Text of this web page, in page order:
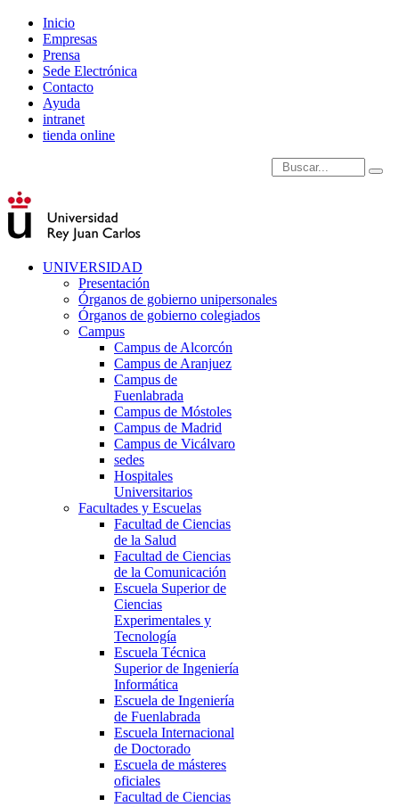
Inicio
Empresas
Prensa
Sede Electrónica
Contacto
Ayuda
intranet
tienda online
Introduce términos de
UNIVERSIDAD
Presentación
Órganos de gobierno unipersonales
Órganos de gobierno colegiados
Campus
Campus de Alcorcón
Campus de Aranjuez
Campus de
Fuenlabrada
Campus de Móstoles
Campus de Madrid
Campus de Vicálvaro
sedes
Hospitales
Universitarios
Facultades y Escuelas
Facultad de Ciencias
de la Salud
Facultad de Ciencias
de la Comunicación
Escuela Superior de
Ciencias
Experimentales y
Tecnología
Escuela Técnica
Superior de Ingeniería
Informática
Escuela de Ingeniería
de Fuenlabrada
Escuela Internacional
de Doctorado
Escuela de másteres
oficiales
Facultad de Ciencias